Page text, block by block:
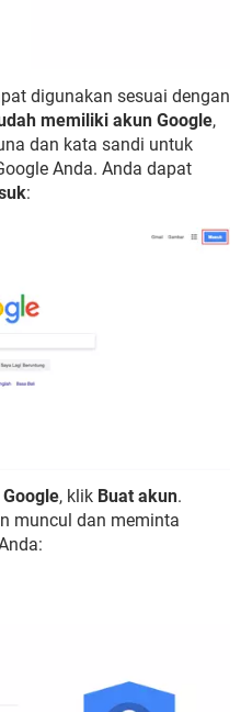
digunakan sesuai dengan
memiliki akun Google,
dan kata sandi untuk
Anda. Anda dapat
:
, klik Buat akun.
muncul dan meminta